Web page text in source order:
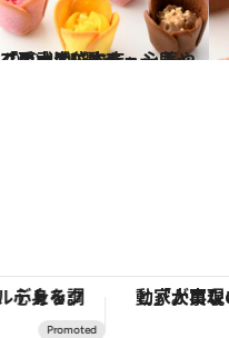
2020.4.15
「西武池袋本店」心華やぐ手土産9選 チューリップローズに胸キュン！
グルメ
「星のや富士」でデジタルデトックス。冨士信仰の歴史を辿り、心身を調える。